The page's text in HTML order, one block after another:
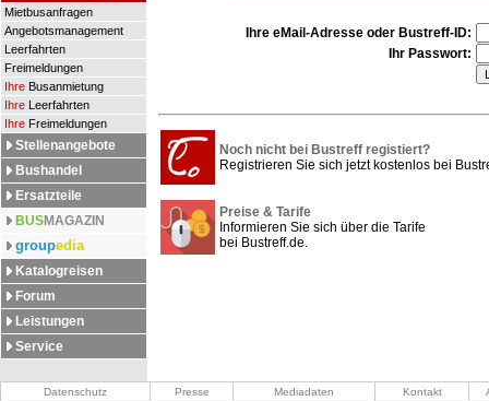
Mietbusanfragen
Angebotsmanagement
Leerfahrten
Freimeldungen
Ihre Busanmietung
Ihre Leerfahrten
Ihre Freimeldungen
Stellenangebote
Bushandel
Ersatzteile
BUSMAGAZIN
groupedia
Katalogreisen
Forum
Leistungen
Service
Ihre eMail-Adresse oder Bustreff-ID:
Ihr Passwort:
Noch nicht bei Bustreff registiert?
Registrieren Sie sich jetzt kostenlos bei
Preise & Tarife
Informieren Sie sich über die Tarife
bei Bustreff.de.
Datenschutz Presse Mediadaten Kontakt